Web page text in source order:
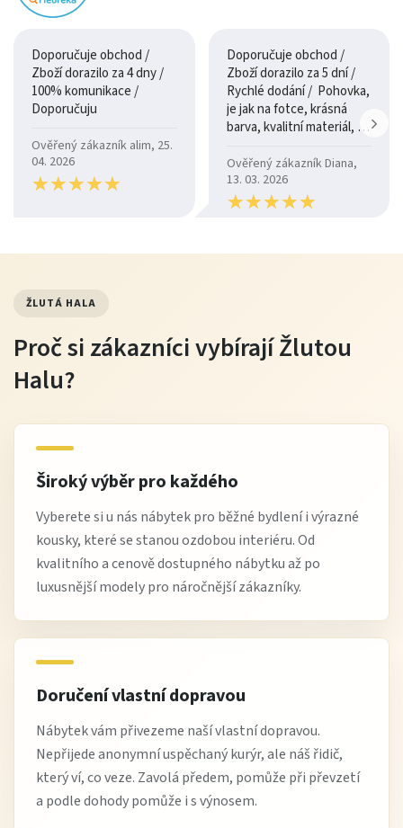
Doporučuje obchod /
Zboží dorazilo za 4 dny /
100% komunikace /
Doporučuju
Ověřený zákazník alim, 25.
04. 2026
★★★★★
★★★★★
Doporučuje obchod /
Zboží dorazilo za 5 dní /
Rychlé dodání / Pohovka,
je jak na fotce, krásná
barva, kvalitní materiál, a
Ověřený zákazník Diana,
13. 03. 2026
★★★★★
★★★★★
ŽLUTÁ HALA
Proč si zákazníci vybírají Žlutou
Halu?
Široký výběr pro každého
Vyberete si u nás nábytek pro běžné bydlení i výrazné
kousky, které se stanou ozdobou interiéru. Od
kvalitního a cenově dostupného nábytku až po
luxusnější modely pro náročnější zákazníky.
Doručení vlastní dopravou
Nábytek vám přivezeme naší vlastní dopravou.
Nepřijede anonymní uspěchaný kurýr, ale náš řidič,
který ví, co veze. Zavolá předem, pomůže při převzetí
a podle dohody pomůže i s výnosem.